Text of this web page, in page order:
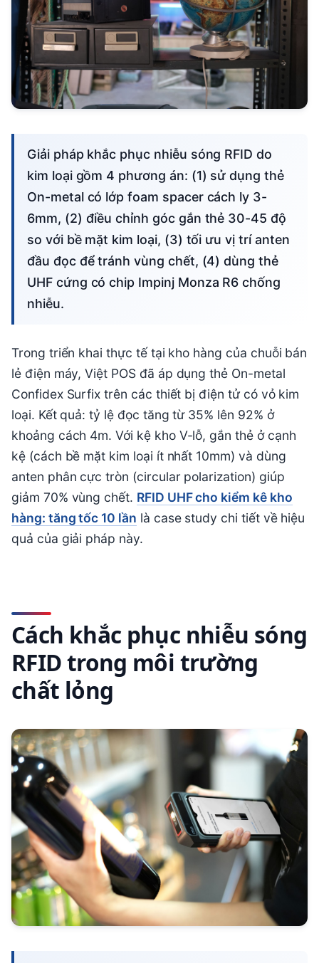
Giải pháp khắc phục nhiễu sóng RFID do
kim loại gồm 4 phương án: (1) sử dụng thẻ
On-metal có lớp foam spacer cách ly 3-
6mm, (2) điều chỉnh góc gắn thẻ 30-45 độ
so với bề mặt kim loại, (3) tối ưu vị trí anten
đầu đọc để tránh vùng chết, (4) dùng thẻ
UHF cứng có chip Impinj Monza R6 chống
nhiễu.
Trong triển khai thực tế tại kho hàng của chuỗi bán
lẻ điện máy, Việt POS đã áp dụng thẻ On-metal
Confidex Surfix trên các thiết bị điện tử có vỏ kim
loại. Kết quả: tỷ lệ đọc tăng từ 35% lên 92% ở
khoảng cách 4m. Với kệ kho V-lỗ, gắn thẻ ở cạnh
kệ (cách bề mặt kim loại ít nhất 10mm) và dùng
anten phân cực tròn (circular polarization) giúp
giảm 70% vùng chết. RFID UHF cho kiểm kê kho
hàng: tăng tốc 10 lần là case study chi tiết về hiệu
quả của giải pháp này.
Cách khắc phục nhiễu sóng
RFID trong môi trường
chất lỏng